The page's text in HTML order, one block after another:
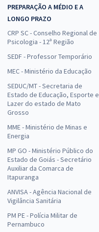
PREPARAÇÃO A MÉDIO E A
LONGO PRAZO
CRP SC - Conselho Regional de
Psicologia - 12ª Região
SEDF - Professor Temporário
MEC - Ministério da Educação
SEDUC/MT - Secretaria de
Estado de Educação, Esporte e
Lazer do estado de Mato
Grosso
MME - Ministério de Minas e
Energia
MP GO - Ministério Público do
Estado de Goiás - Secretário
Auxiliar da Comarca de
Itapuranga
ANVISA - Agência Nacional de
Vigilância Sanitária
PM PE - Polícia Militar de
Pernambuco